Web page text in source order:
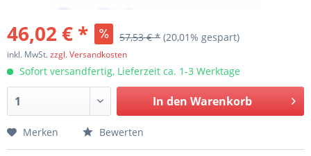
46,02 € * 57,53 € * (20,01% gespart)
inkl. MwSt.zzgl. Versandkosten
Sofort versandfertig, Lieferzeit ca. 1-3 Werktage
In den Warenkorb
Merken Bewerten